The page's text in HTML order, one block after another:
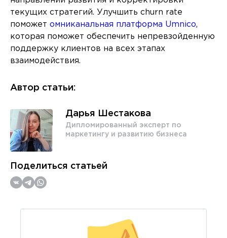
текущих стратегий. Улучшить churn rate
поможет омниканальная платформа Umnico,
которая поможет обеспечить непревзойденную
поддержку клиентов на всех этапах
взаимодействия.
Автор статьи:
Дарья Шестакова
Дипломированный эксперт по
маркетингу и развитию бизнеса
Поделиться статьей